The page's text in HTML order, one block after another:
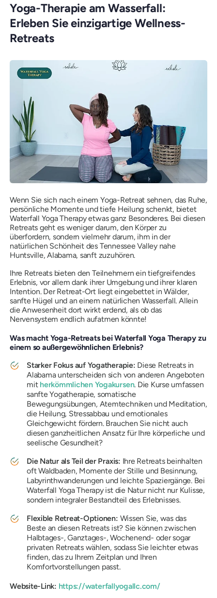
Yoga-Therapie am Wasserfall:
Erleben Sie einzigartige Wellness-
Retreats
Wenn Sie sich nach einem Yoga-Retreat sehnen, das Ruhe,
persönliche Momente und tiefe Heilung schenkt, bietet
Waterfall Yoga Therapy etwas ganz Besonderes. Bei diesen
Retreats geht es weniger darum, den Körper zu
überfordern, sondern vielmehr darum, ihm in der
natürlichen Schönheit des Tennessee Valley nahe
Huntsville, Alabama, sanft zuzuhören.
Ihre Retreats bieten den Teilnehmern ein tiefgreifendes
Erlebnis, vor allem dank ihrer Umgebung und ihrer klaren
Intention. Der Retreat-Ort liegt eingebettet in Wälder,
sanfte Hügel und an einem natürlichen Wasserfall. Allein
die Anwesenheit dort wirkt erdend, als ob das
Nervensystem endlich aufatmen könnte!
Was macht Yoga-Retreats bei Waterfall Yoga Therapy zu
einem so außergewöhnlichen Erlebnis?
Starker Fokus auf Yogatherapie: Diese Retreats in
Alabama unterscheiden sich von anderen Angeboten
mit herkömmlichen Yogakursen. Die Kurse umfassen
sanfte Yogatherapie, somatische
Bewegungsübungen, Atemtechniken und Meditation,
die Heilung, Stressabbau und emotionales
Gleichgewicht fördern. Brauchen Sie nicht auch
diesen ganzheitlichen Ansatz für Ihre körperliche und
seelische Gesundheit?
Die Natur als Teil der Praxis: Ihre Retreats beinhalten
oft Waldbaden, Momente der Stille und Besinnung,
Labyrinthwanderungen und leichte Spaziergänge. Bei
Waterfall Yoga Therapy ist die Natur nicht nur Kulisse,
sondern integraler Bestandteil des Erlebnisses.
Flexible Retreat-Optionen: Wissen Sie, was das
Beste an diesen Retreats ist? Sie können zwischen
Halbtages-, Ganztages-, Wochenend- oder sogar
privaten Retreats wählen, sodass Sie leichter etwas
finden, das zu Ihrem Zeitplan und Ihren
Komfortvorstellungen passt.
Website-Link: https://waterfallyogallc.com/